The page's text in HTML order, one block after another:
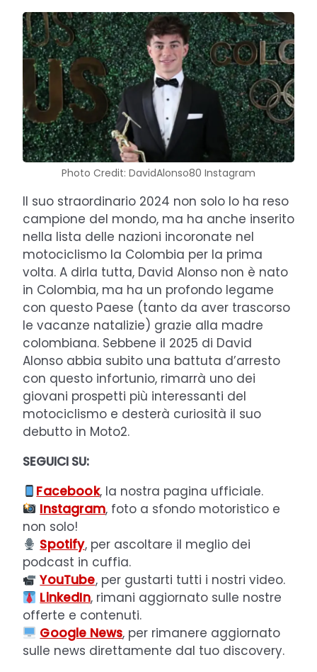
Photo Credit: DavidAlonso80 Instagram
Il suo straordinario 2024 non solo lo ha reso
campione del mondo, ma ha anche inserito
nella lista delle nazioni incoronate nel
motociclismo la Colombia per la prima
volta. A dirla tutta, David Alonso non è nato
in Colombia, ma ha un profondo legame
con questo Paese (tanto da aver trascorso
le vacanze natalizie) grazie alla madre
colombiana. Sebbene il 2025 di David
Alonso abbia subito una battuta d’arresto
con questo infortunio, rimarrà uno dei
giovani prospetti più interessanti del
motociclismo e desterà curiosità il suo
debutto in Moto2.
SEGUICI SU:
Facebook, la nostra pagina ufficiale.
Instagram, foto a sfondo motoristico e
non solo!
Spotify, per ascoltare il meglio dei
podcast in cuffia.
YouTube, per gustarti tutti i nostri video.
LinkedIn, rimani aggiornato sulle nostre
offerte e contenuti.
Google News, per rimanere aggiornato
sulle news direttamente dal tuo discovery.